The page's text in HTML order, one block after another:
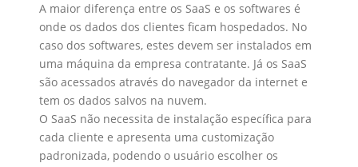
A maior diferença entre os SaaS e os softwares é
onde os dados dos clientes ficam hospedados. No
caso dos softwares, estes devem ser instalados em
uma máquina da empresa contratante. Já os SaaS
são acessados através do navegador da internet e
tem os dados salvos na nuvem.
O SaaS não necessita de instalação específica para
cada cliente e apresenta uma customização
padronizada, podendo o usuário escolher os